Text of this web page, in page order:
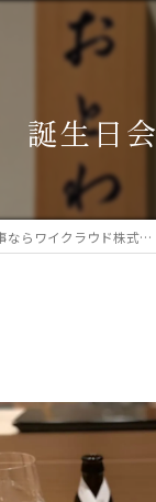
誕生日会
厚木市で解体工事ならワイクラウド株式会社